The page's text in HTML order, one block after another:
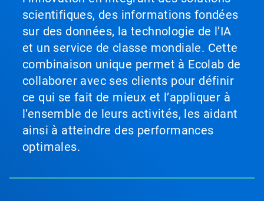
scientifiques, des informations fondées
sur des données, la technologie de l’IA
et un service de classe mondiale. Cette
combinaison unique permet à Ecolab de
collaborer avec ses clients pour définir
ce qui se fait de mieux et l’appliquer à
l’ensemble de leurs activités, les aidant
ainsi à atteindre des performances
optimales.